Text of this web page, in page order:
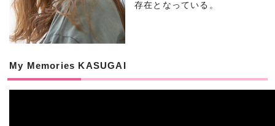
存在となっている。
My Memories KASUGAI